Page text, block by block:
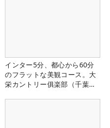
インター5分、都心から60分
のフラットな美観コース。大
栄カントリー俱楽部（千葉